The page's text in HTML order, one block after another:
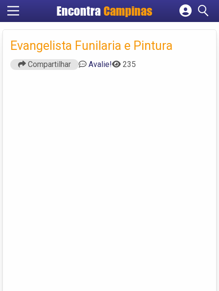
Encontra Campinas
Cadastrar empresa
Criar conta
Evangelista Funilaria e Pintura
Compartilhar Avalie! 235